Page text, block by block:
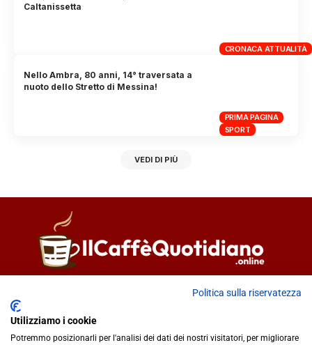
CRONACA ATTUALITÀ
Caltanissetta
PRIMA PAGINA
SPORT
Nello Ambra, 80 anni, 14° traversata a
nuoto dello Stretto di Messina!
VEDI DI PIÙ
Fiorella Falci
redazione@ilcaffequotidiano.online
C.F. 92076900858
Politica sulla riservatezza
Utilizziamo i cookie
Potremmo posizionarli per l'analisi dei dati dei nostri visitatori, per migliorare